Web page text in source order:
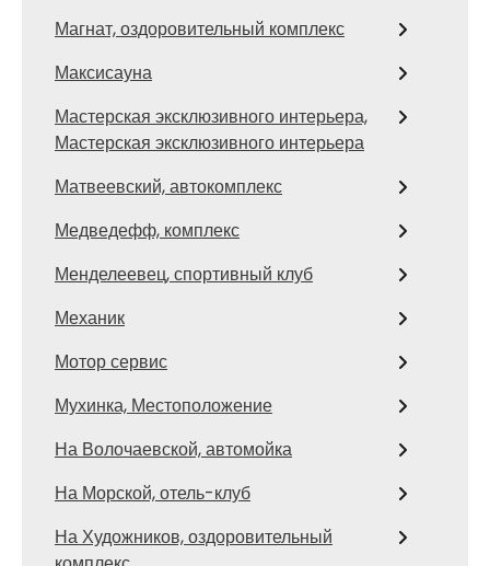
Магнат, оздоровительный комплекс
Максисауна
Мастерская эксклюзивного интерьера,
Мастерская эксклюзивного интерьера
Матвеевский, автокомплекс
Медведефф, комплекс
Менделеевец, спортивный клуб
Механик
Мотор сервис
Мухинка, Местоположение
На Волочаевской, автомойка
На Морской, отель-клуб
На Художников, оздоровительный